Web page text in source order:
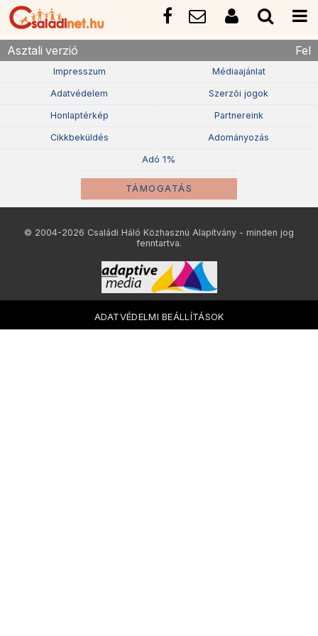
Asztali verzió Fel
Impresszum Médiaajánlat
Adatvédelem Szerzõi jogok
Honlaptérkép Partnereink
Cikkbeküldés Adományozás
Adó 1%
TÁMOGATÁS
© 2004-2026 Családi Háló Közhasznú Alapítvány - minden jog
fenntartva.
ADATVÉDELMI BEÁLLÍTÁSOK